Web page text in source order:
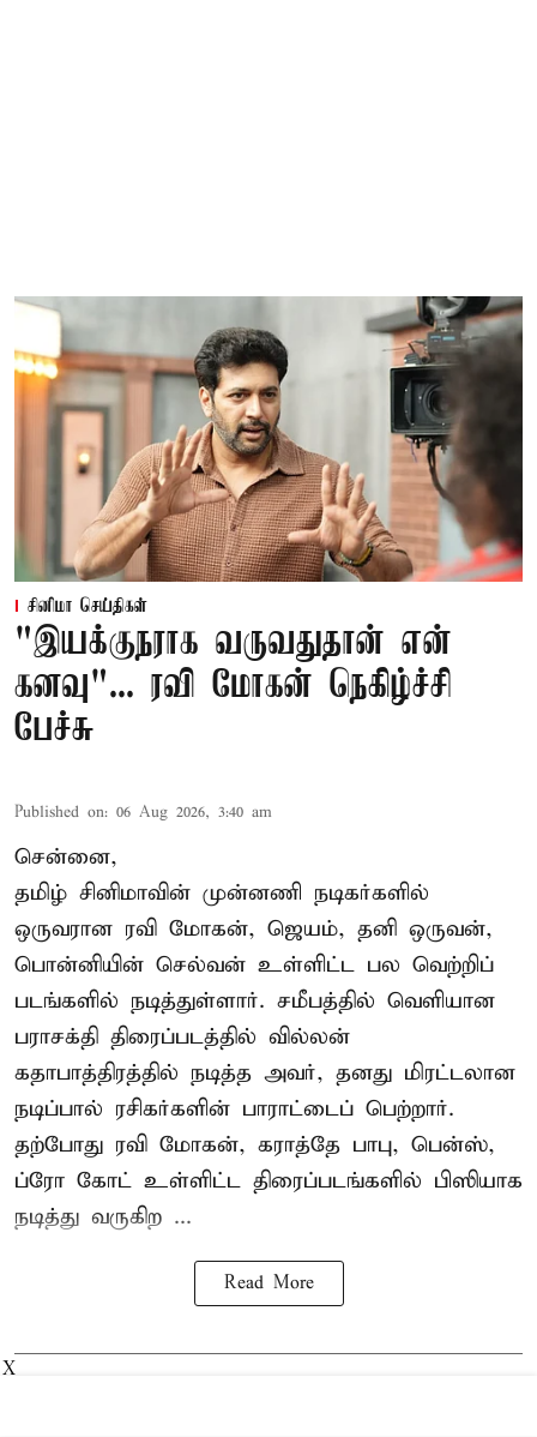
சினிமா செய்திகள்
"இயக்குநராக வருவதுதான் என்
கனவு"... ரவி மோகன் நெகிழ்ச்சி
பேச்சு
Published on: 06 Aug 2026, 3:40 am
சென்னை,
தமிழ் சினிமாவின் முன்னணி நடிகர்களில்
ஒருவரான ரவி மோகன், ஜெயம், தனி ஒருவன்,
பொன்னியின் செல்வன் உள்ளிட்ட பல வெற்றிப்
படங்களில் நடித்துள்ளார். சமீபத்தில் வெளியான
பராசக்தி திரைப்படத்தில் வில்லன்
கதாபாத்திரத்தில் நடித்த அவர், தனது மிரட்டலான
நடிப்பால் ரசிகர்களின் பாராட்டைப் பெற்றார்.
தற்போது ரவி மோகன், கராத்தே பாபு, பென்ஸ்,
ப்ரோ கோட் உள்ளிட்ட திரைப்படங்களில் பிஸியாக
நடித்து வருகிற ...
Read More
X